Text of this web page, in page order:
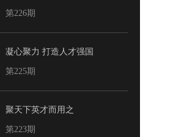
第226期
凝心聚力 打造人才强国
第225期
聚天下英才而用之
第223期